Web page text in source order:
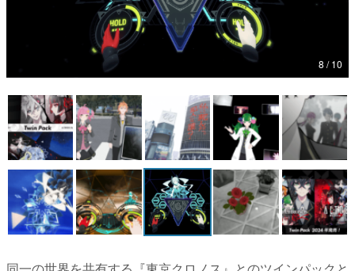
女性向け
アプリレビュー
その他
電ファミニコゲーマーとは？
運営：株式会社マレ
8 / 10